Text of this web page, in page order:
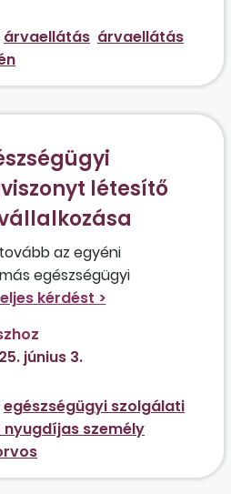
árvaellátás árvaellátás
létesítő
az egyéni
egészségügyi
szerződést
aki egy állami
kórházi szolgálati
működhet
a vállalkozó orvos, aki
részesül, de a szolgálati
a nyugellátás
június 3.
egészségügyi szolgálati
személy